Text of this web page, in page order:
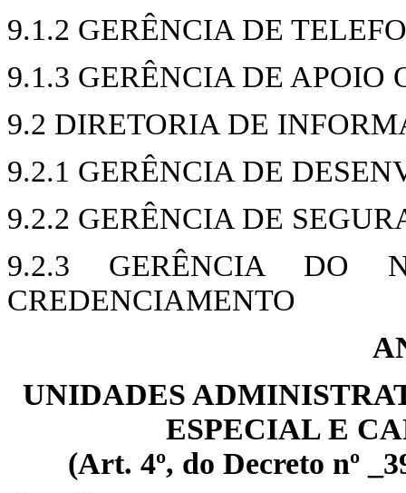
9.1.2 GERÊNCIA DE
9.1.3 GERÊNCIA DE APOIO
9.2 DIRETORIA DE
9.2.1 GERÊNCIA DE
9.2.2 GERÊNCIA DE
9.2.3 GERÊNCIA DO
CREDENCIAMENTO
UNIDADES
ESPECIAL E
(Art. 4º, do Decreto nº